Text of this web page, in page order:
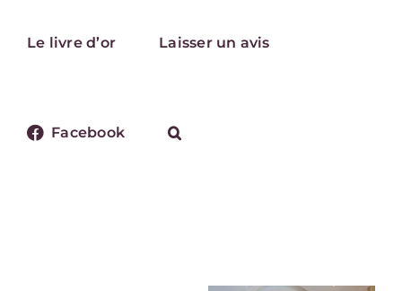
Le livre d’or Laisser un avis
Facebook